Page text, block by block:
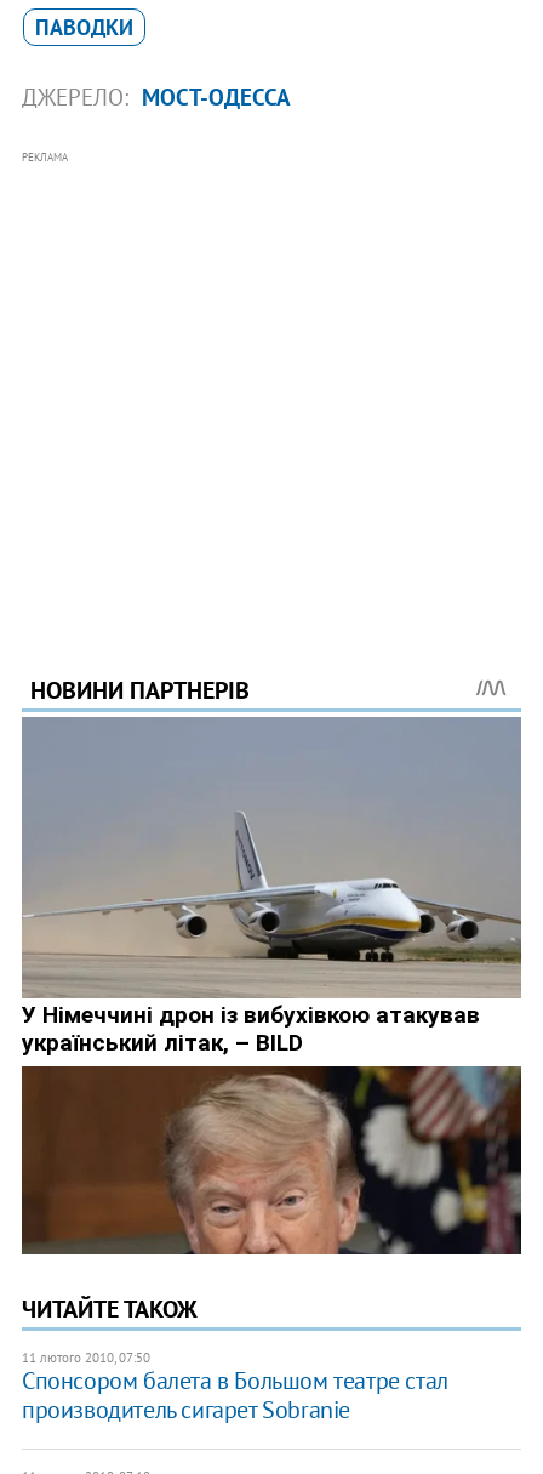
ПАВОДКИ
ДЖЕРЕЛО: МОСТ-ОДЕССА
РЕКЛАМА
ЧИТАЙТЕ ТАКОЖ
11 лютого 2010, 07:50
Спонсором балета в Большом театре стал
производитель сигарет Sobranie